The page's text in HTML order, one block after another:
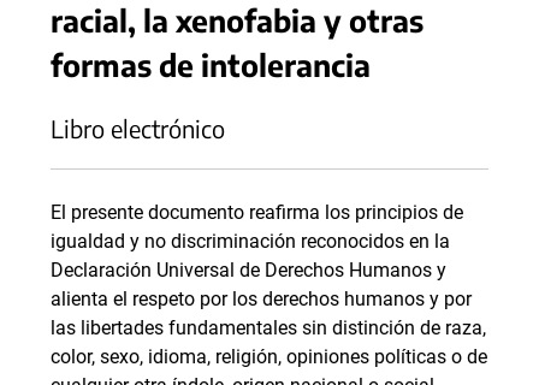
racial, la xenofabia y otras
formas de intolerancia
Libro electrónico
El presente documento reafirma los principios de
igualdad y no discriminación reconocidos en la
Declaración Universal de Derechos Humanos y
alienta el respeto por los derechos humanos y por
las libertades fundamentales sin distinción de raza,
color, sexo, idioma, religión, opiniones políticas o de